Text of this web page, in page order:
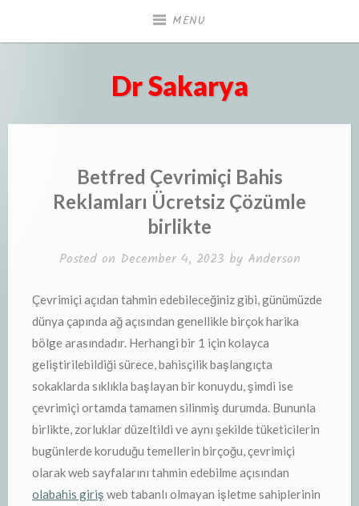
MENU
Dr Sakarya
Betfred Çevrimiçi Bahis
Reklamları Ücretsiz Çözümle
birlikte
Posted on December 4, 2023 by Anderson
Çevrimiçi açıdan tahmin edebileceğiniz gibi, günümüzde
dünya çapında ağ açısından genellikle birçok harika
bölge arasındadır. Herhangi bir 1 için kolayca
geliştirilebildiği sürece, bahisçilik başlangıçta
sokaklarda sıklıkla başlayan bir konuydu, şimdi ise
çevrimiçi ortamda tamamen silinmiş durumda. Bununla
birlikte, zorluklar düzeltildi ve aynı şekilde tüketicilerin
bugünlerde koruduğu temellerin birçoğu, çevrimiçi
olarak web sayfalarını tahmin edebilme açısından
olabahis giriş web tabanlı olmayan işletme sahiplerinin